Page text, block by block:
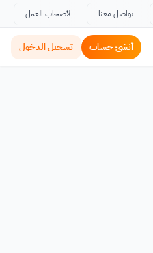
تواصل معنا لأصحاب العمل
أنشئ حساب تسجيل الدخول